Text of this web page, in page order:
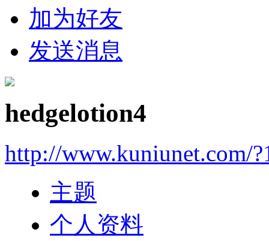
加为好友
发送消息
hedgelotion4
http://www.kuniunet.com/
主题
个人资料